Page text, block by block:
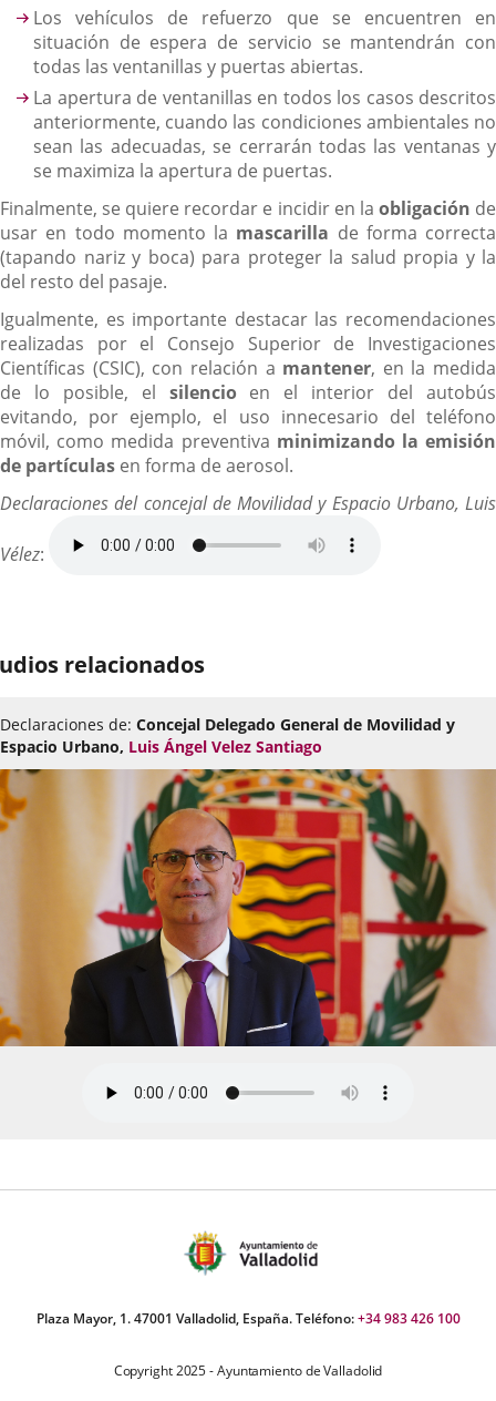
Los vehículos de refuerzo que se encuentren en
situación de espera de servicio se mantendrán con
todas las ventanillas y puertas abiertas.
La apertura de ventanillas en todos los casos descritos
anteriormente, cuando las condiciones ambientales no
sean las adecuadas, se cerrarán todas las ventanas y
se maximiza la apertura de puertas.
Finalmente, se quiere recordar e incidir en la obligación de
usar en todo momento la mascarilla de forma correcta
(tapando nariz y boca) para proteger la salud propia y la
del resto del pasaje.
Igualmente, es importante destacar las recomendaciones
realizadas por el Consejo Superior de Investigaciones
Científicas (CSIC), con relación a mantener, en la medida
de lo posible, el silencioen el interior del autobús
evitando, por ejemplo, el uso innecesario del teléfono
móvil, como medida preventiva minimizando la emisión
de partículas en forma de aerosol.
Declaraciones del concejal de Movilidad y Espacio Urbano, Luis
Vélez:
relacionados
Declaraciones de: Concejal Delegado General de Movilidad y
Espacio Urbano, Luis Ángel Velez Santiago
Plaza Mayor, 1. 47001 Valladolid, España. Teléfono:+34 983 426 100
Copyright 2025 - Ayuntamiento de Valladolid